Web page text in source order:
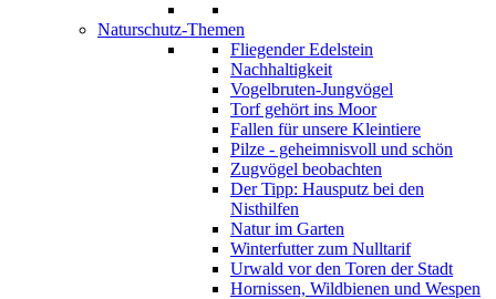
Naturschutz-Themen
Fliegender Edelstein
Nachhaltigkeit
Vogelbruten-Jungvögel
Torf gehört ins Moor
Fallen für unsere Kleintiere
Pilze - geheimnisvoll und schön
Zugvögel beobachten
Der Tipp: Hausputz bei den
Nisthilfen
Natur im Garten
Winterfutter zum Nulltarif
Urwald vor den Toren der Stadt
Hornissen, Wildbienen und Wespen